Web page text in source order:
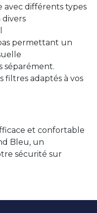
avec différents types
divers
permettant un
séparément.
filtres adaptés à vos
et confortable
Bleu, un
sécurité sur